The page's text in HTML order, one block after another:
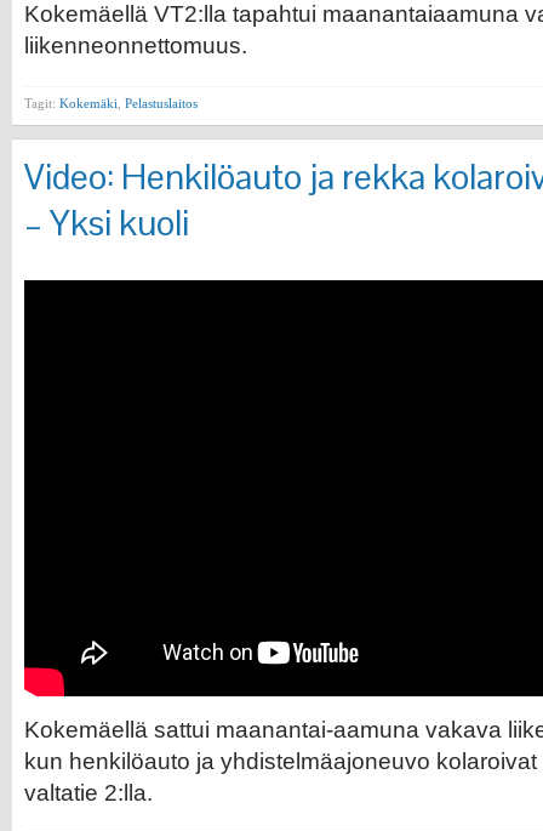
Kokemäellä VT2:lla tapahtui maanantaiaamuna
liikenneonnettomuus.
Tagit: Kokemäki, Pelastuslaitos
Video: Henkilöauto ja rekka
– Yksi kuoli
Kokemäellä sattui maanantai-aamuna vakava
kun henkilöauto ja yhdistelmäajoneuvo
valtatie 2:lla.